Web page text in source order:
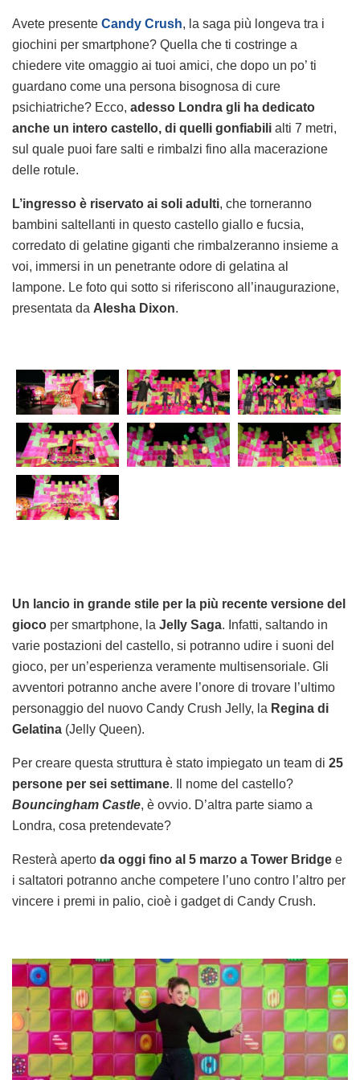
Avete presente Candy Crush, la saga più longeva tra i
giochini per smartphone? Quella che ti costringe a
chiedere vite omaggio ai tuoi amici, che dopo un po’ ti
guardano come una persona bisognosa di cure
psichiatriche? Ecco, adesso Londra gli ha dedicato
anche un intero castello, di quelli gonfiabili alti 7 metri,
sul quale puoi fare salti e rimbalzi fino alla macerazione
delle rotule.
L’ingresso è riservato ai soli adulti, che torneranno
bambini saltellanti in questo castello giallo e fucsia,
corredato di gelatine giganti che rimbalzeranno insieme a
voi, immersi in un penetrante odore di gelatina al
lampone. Le foto qui sotto si riferiscono all’inaugurazione,
presentata da Alesha Dixon.
Un lancio in grande stile per la più recente versione del
gioco per smartphone, la Jelly Saga. Infatti, saltando in
varie postazioni del castello, si potranno udire i suoni del
gioco, per un’esperienza veramente multisensoriale. Gli
avventori potranno anche avere l’onore di trovare l’ultimo
personaggio del nuovo Candy Crush Jelly, la Regina di
Gelatina (Jelly Queen).
Per creare questa struttura è stato impiegato un team di 25
persone per sei settimane. Il nome del castello?
Bouncingham Castle, è ovvio. D’altra parte siamo a
Londra, cosa pretendevate?
Resterà aperto da oggi fino al 5 marzo a Tower Bridge e
i saltatori potranno anche competere l’uno contro l’altro per
vincere i premi in palio, cioè i gadget di Candy Crush.